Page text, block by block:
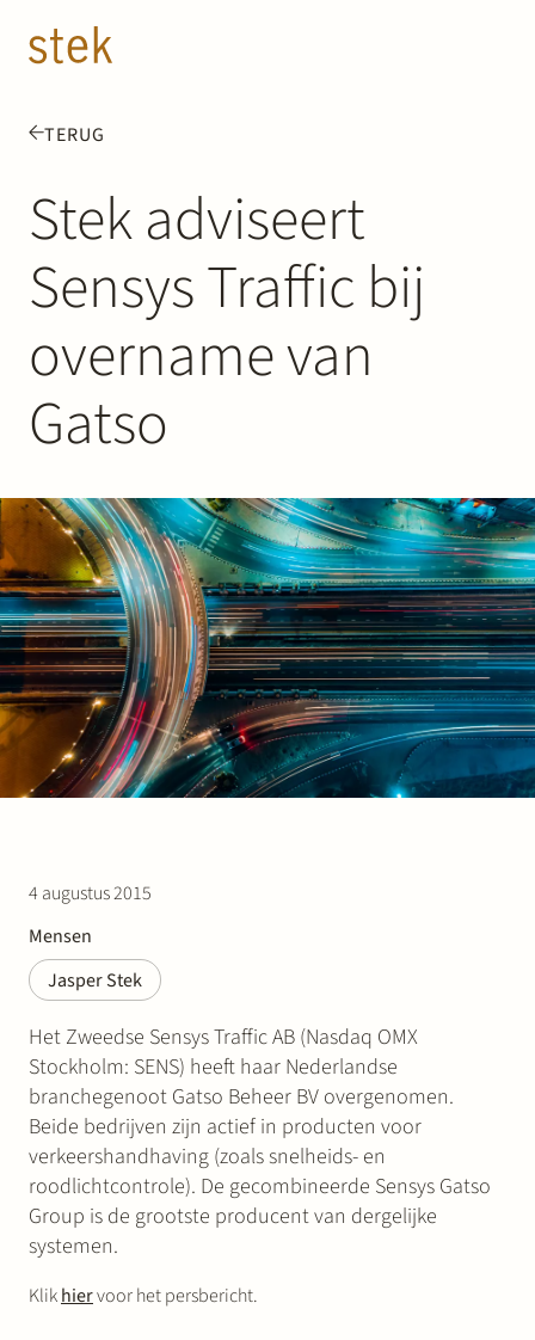
TERUG
Stek adviseert
Sensys Traffic bij
overname van
Gatso
4 augustus 2015
Mensen
Jasper Stek
Het Zweedse Sensys Traffic AB (Nasdaq OMX
Stockholm: SENS) heeft haar Nederlandse
branchegenoot Gatso Beheer BV overgenomen.
Beide bedrijven zijn actief in producten voor
verkeershandhaving (zoals snelheids- en
roodlichtcontrole). De gecombineerde Sensys Gatso
Group is de grootste producent van dergelijke
systemen.
Klikhiervoor het persbericht.
Mensen
Expertise
Over ons
Track record
News & Insights
Contact
Werken bij Stek
Partner